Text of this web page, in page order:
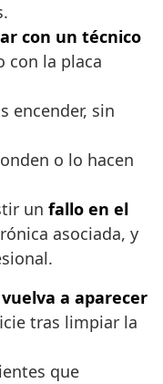
con un técnico
con la placa
encender, sin
o lo hacen
un fallo en el
asociada, y
a aparecer
tras limpiar la
que